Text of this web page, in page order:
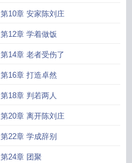
第10章 安家陈刘庄
第12章 学着做饭
第14章 老者受伤了
第16章 打造卓然
第18章 判若两人
第20章 离开陈刘庄
第22章 学成辞别
第24章 团聚